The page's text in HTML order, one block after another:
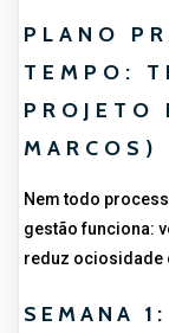
PLANO
TEMPO:
MARCOS)
Nem todo
gestão funciona:
reduz ociosidade
SEMANA